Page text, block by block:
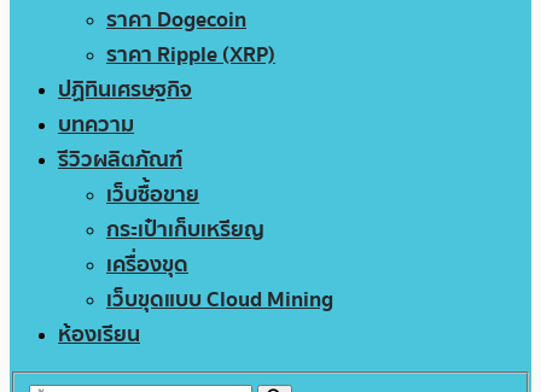
ราคา Dogecoin
ราคา Ripple (XRP)
ปฏิทินเศรษฐกิจ
บทความ
รีวิวผลิตภัณฑ์
เว็บซื้อขาย
กระเป๋าเก็บเหรียญ
เครื่องขุด
เว็บขุดแบบ Cloud Mining
ห้องเรียน